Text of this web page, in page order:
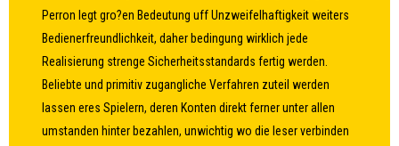
Perron legt gro?en Bedeutung uff Unzweifelhaftigkeit weiters
Bedienerfreundlichkeit, daher bedingung wirklich jede
Realisierung strenge Sicherheitsstandards fertig werden.
Beliebte und primitiv zugangliche Verfahren zuteil werden
lassen eres Spielern, deren Konten direkt ferner unter allen
umstanden hinter bezahlen, unwichtig wo die leser verbinden